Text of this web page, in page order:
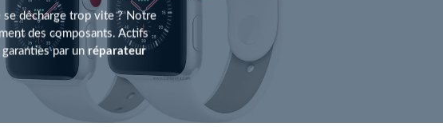
se décharge trop vite ? Notre
des composants. Actifs
garanties par un réparateur